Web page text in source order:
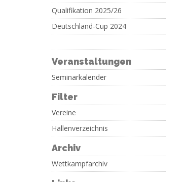
Qualifikation 2025/26
Deutschland-Cup 2024
Veranstaltungen
Seminarkalender
Filter
Vereine
Hallenverzeichnis
Archiv
Wettkampfarchiv